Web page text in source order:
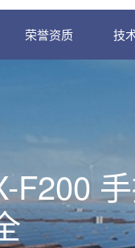
荣誉资质 技